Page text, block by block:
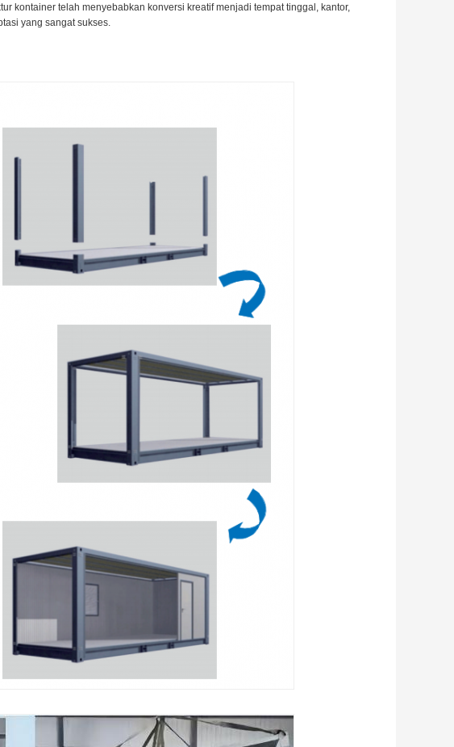
kontainer telah menyebabkan konversi kreatif menjadi tempat tinggal, kantor,
yang sangat sukses.